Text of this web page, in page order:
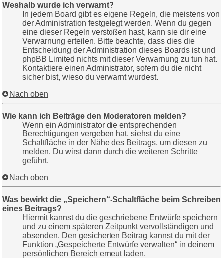
Weshalb wurde ich verwarnt?
In jedem Board gibt es eigene Regeln, die meistens von
der Administration festgelegt werden. Wenn du gegen
eine dieser Regeln verstoßen hast, kann sie dir eine
Verwarnung erteilen. Bitte beachte, dass dies die
Entscheidung der Administration dieses Boards ist und
phpBB Limited nichts mit dieser Verwarnung zu tun hat.
Kontaktiere einen Administrator, sofern du die nicht
sicher bist, wieso du verwarnt wurdest.
Nach oben
Wie kann ich Beiträge den Moderatoren melden?
Wenn ein Administrator die entsprechenden
Berechtigungen vergeben hat, siehst du eine
Schaltfläche in der Nähe des Beitrags, um diesen zu
melden. Du wirst dann durch die weiteren Schritte
geführt.
Nach oben
Was bewirkt die „Speichern“-Schaltfläche beim Schreiben
eines Beitrags?
Hiermit kannst du die geschriebene Entwürfe speichern
und zu einem späteren Zeitpunkt vervollständigen und
absenden. Den gesicherten Beitrag kannst du mit der
Funktion „Gespeicherte Entwürfe verwalten“ in deinem
persönlichen Bereich erneut laden.